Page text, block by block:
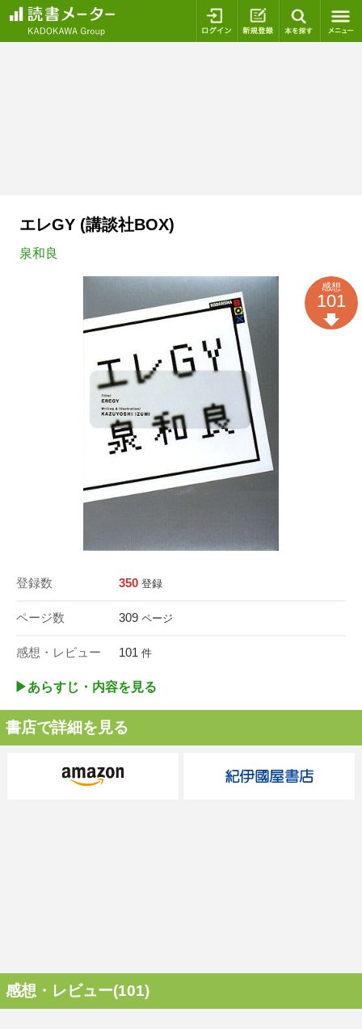
ログイン 新規登録
エレGY (講談社BOX)
泉和良
登録数 350 登録
ページ数 309 ページ
感想・レビュー 101 件
感想
101
▶︎あらすじ・内容を見る
書店で詳細を見る
感想・レビュー(101)